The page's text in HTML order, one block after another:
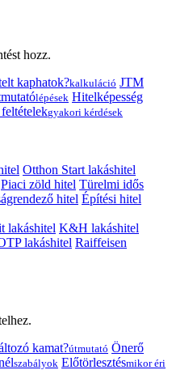
hozz.
kaphatok?kalkuláció JTM
lépések Hitelképesség
gyakori kérdések
Otthon Start lakáshitel
Piaci zöld hitel Türelmi idős
hitel Építési hitel
lakáshitel K&H lakáshitel
lakáshitel Raiffeisen
kamat?útmutató Önerő
szabályok Előtörlesztésmikor éri